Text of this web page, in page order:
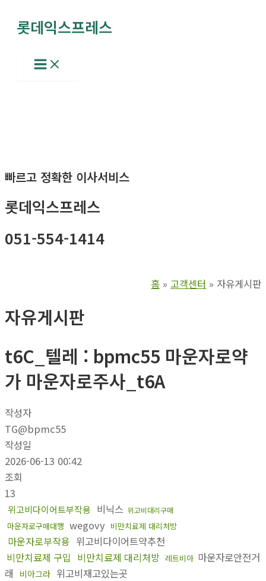
롯데익스프레스
Main
Menu
빠르고 정확한 이사서비스
롯데익스프레스
051-554-1414
홈 고객센터 자유게시판
자유게시판
t6C_텔레 : bpmc55 마운자로약
가 마운자로주사_t6A
작성자
TG@bpmc55
작성일
2026-06-13 00:42
조회
13
위고비다이어트부작용 비닉스 위고비대리구매
마운자로구매대행 wegovy 비만치료제 대리처방
마운자로부작용 위고비다이어트약추천
비만치료제 구입 비만치료제 대리처방 레트비아 마운자로안전거
래
비아그라 위고비재고있는곳